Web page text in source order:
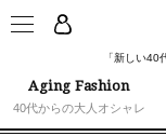
「新しい40
Aging Fashion
40代からの大人オシャレ